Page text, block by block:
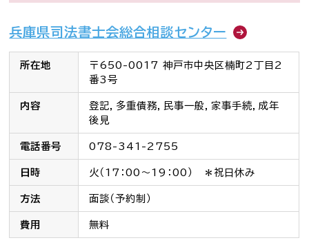
公式キャラクター
しほ～しし
司法書士検索
お知らせ一覧
Language
文字サイズ
兵庫県司法書士会総合相談センター
所在地
〒650-0017 神戸市中央区楠町2丁目2
番3号
内容
登記，多重債務，民事一般，家事手続，成年
後見
電話番号 078-341-2755
日時 火（17：00～19：00） ＊祝日休み
方法 面談（予約制）
費用 無料